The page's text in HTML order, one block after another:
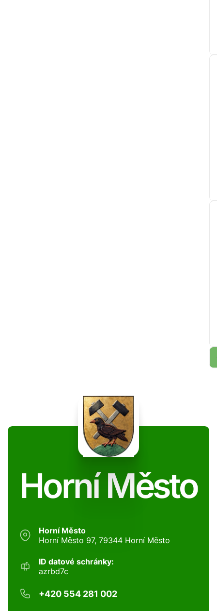
Horní Město
Horní Město
Horní Město 97, 79344 Horní Město
ID datové schránky:
azrbd7c
+420 554 281 002